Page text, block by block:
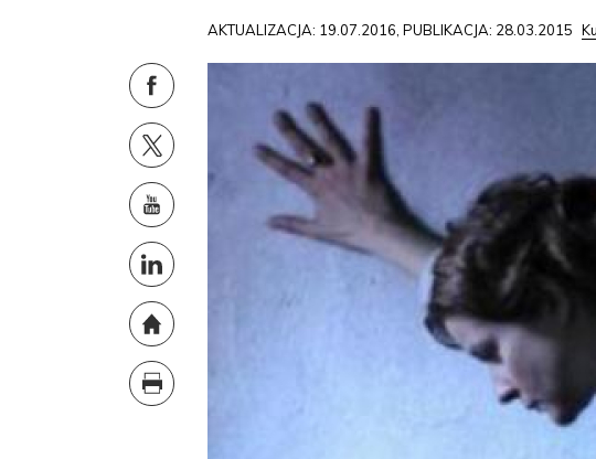
AKTUALIZACJA: 19.07.2016, PUBLIKACJA: 28.03.2015